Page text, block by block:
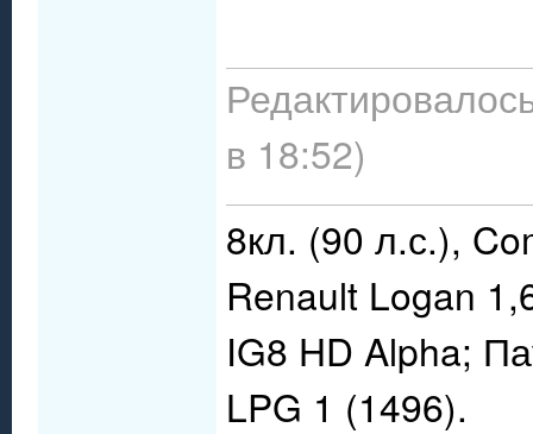
в 18:52)
8кл. (90 л.с.),
Renault Logan
IG8 HD Alpha;
LPG 1 (1496).